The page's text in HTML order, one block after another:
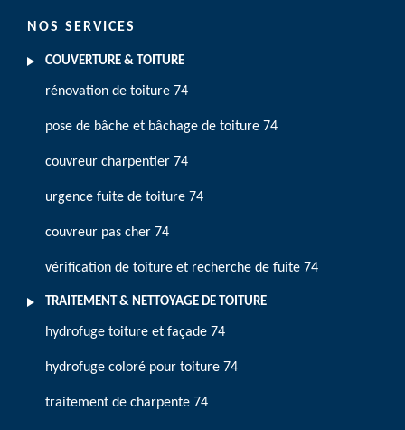
NOS SERVICES
COUVERTURE & TOITURE
rénovation de toiture 74
pose de bâche et bâchage de toiture 74
couvreur charpentier 74
urgence fuite de toiture 74
couvreur pas cher 74
vérification de toiture et recherche de fuite 74
TRAITEMENT & NETTOYAGE DE TOITURE
hydrofuge toiture et façade 74
hydrofuge coloré pour toiture 74
traitement de charpente 74